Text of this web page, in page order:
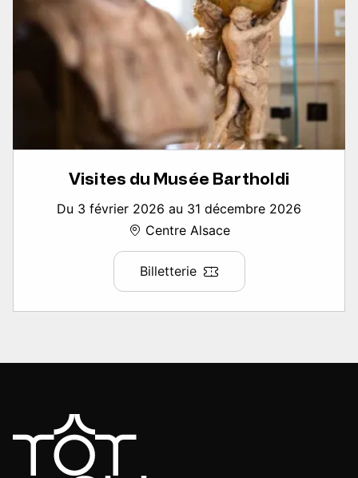
Visites du Musée Bartholdi
Du 3 février 2026 au 31 décembre 2026
Centre Alsace
Billetterie